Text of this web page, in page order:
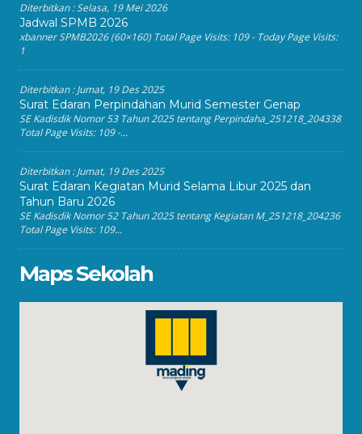
Diterbitkan :Selasa, 19 Mei 2026
Jadwal SPMB 2026
xbanner SPMB2026 (60×160) Total Page Visits: 109 - Today Page Visits:
1
Diterbitkan :Jumat, 19 Des 2025
Surat Edaran Perpindahan Murid Semester Genap
SE Kadisdik Nomor 53 Tahun 2025 tentang Perpindaha_251218_204338
Total Page Visits: 109 -...
Diterbitkan :Jumat, 19 Des 2025
Surat Edaran Kegiatan Murid Selama Libur 2025 dan
Tahun Baru 2026
SE Kadisdik Nomor 52 Tahun 2025 tentang Kegiatan M_251218_204236
Total Page Visits: 109...
Maps Sekolah